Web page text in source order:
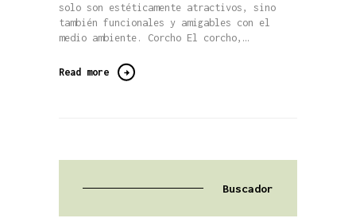
solo son estéticamente atractivos, sino
también funcionales y amigables con el
medio ambiente. Corcho El corcho,…
Read more
Buscador